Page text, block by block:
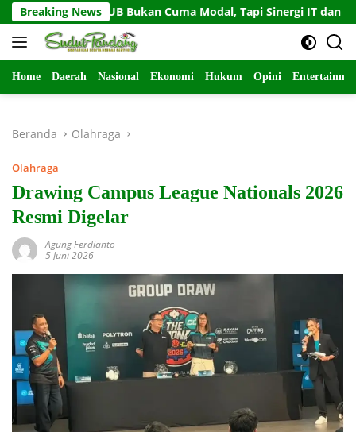
Langsung
ke
konten
Breaking News
KUB Bukan Cuma Modal, Tapi Sinergi IT dan SDM
Home Daerah Nasional Ekonomi Hukum Opini
Beranda Olahraga
Olahraga
Drawing Campus League Nationals 2026
Resmi Digelar
Agung Ferdianto
5 Juni 2026